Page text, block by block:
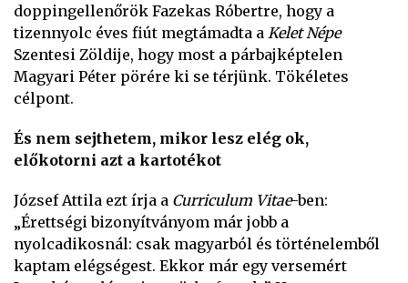
doppingellenőrök Fazekas Róbertre, hogy a
tizennyolc éves fiút megtámadta a Kelet Népe
Szentesi Zöldije, hogy most a párbajképtelen
Magyari Péter pörére ki se térjünk. Tökéletes
célpont.
És nem sejthetem, mikor lesz elég ok,
előkotorni azt a kartotékot
József Attila ezt írja a Curriculum Vitae-ben:
„Érettségi bizonyítványom már jobb a
nyolcadikosnál: csak magyarból és történelemből
kaptam elégségest. Ekkor már egy versemért